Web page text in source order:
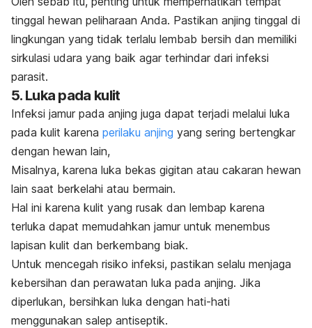
tinggal hewan peliharaan Anda. Pastikan anjing tinggal di
lingkungan yang tidak terlalu lembab bersih dan memiliki
sirkulasi udara yang baik agar terhindar dari infeksi
parasit.
5. Luka pada kulit
Infeksi jamur pada anjing juga dapat terjadi melalui luka
pada kulit karena perilaku anjing yang sering bertengkar
dengan hewan lain,
Misalnya, karena luka bekas gigitan atau cakaran hewan
lain saat berkelahi atau bermain.
Hal ini karena kulit yang rusak dan lembap karena
terluka dapat memudahkan jamur untuk menembus
lapisan kulit dan berkembang biak.
Untuk mencegah risiko infeksi, pastikan selalu menjaga
kebersihan dan perawatan luka pada anjing. Jika
diperlukan, bersihkan luka dengan hati-hati
menggunakan salep antiseptik.